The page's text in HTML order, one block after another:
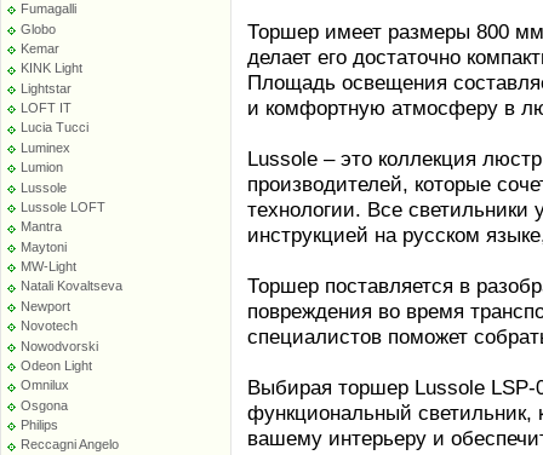
Fumagalli
Globo
Kemar
KINK Light
Lightstar
LOFT IT
Lucia Tucci
Luminex
Lumion
Lussole
Lussole LOFT
Mantra
Maytoni
MW-Light
Natali Kovaltseva
Newport
Novotech
Nowodvorski
Odeon Light
Omnilux
Osgona
Philips
Reccagni Angelo
Торшер имеет размеры 800
делает его достаточно
Площадь освещения
и комфортную атмосферу в
Lussole – это коллекция
производителей, которые
технологии. Все
инструкцией на русском
Торшер поставляется в
повреждения во время
специалистов поможет
Выбирая торшер Lussole LSP-
функциональный светильник,
вашему интерьеру и